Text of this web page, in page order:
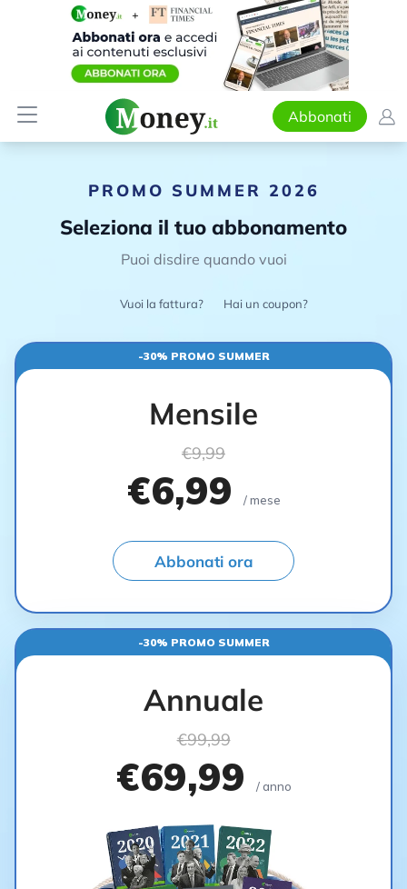
Abbonati
PROMO SUMMER 2026
Seleziona il tuo abbonamento
Puoi disdire quando vuoi
Vuoi la fattura? Hai un coupon?
-30% PROMO SUMMER
Mensile
€9,99
€6,99 / mese
Abbonati ora
-30% PROMO SUMMER
Annuale
€99,99
€69,99 / anno